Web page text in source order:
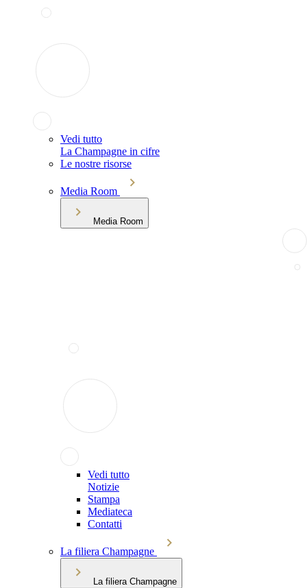
Vedi tutto
La Champagne in cifre
Le nostre risorse
Media Room
Media Room
Vedi tutto
Notizie
Stampa
Mediateca
Contatti
La filiera Champagne
La filiera Champagne